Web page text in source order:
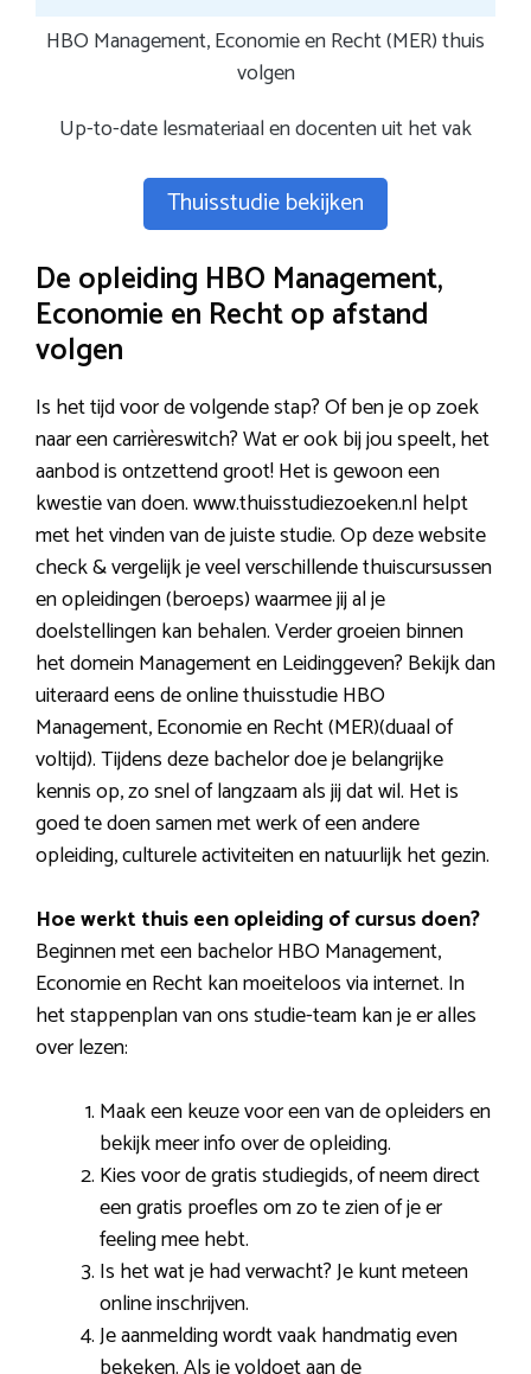
HBO Management, Economie en Recht (MER) thuis
volgen
Up-to-date lesmateriaal en docenten uit het vak
Thuisstudie bekijken
De opleiding HBO Management,
Economie en Recht op afstand
volgen
Is het tijd voor de volgende stap? Of ben je op zoek
naar een carrièreswitch? Wat er ook bij jou speelt, het
aanbod is ontzettend groot! Het is gewoon een
kwestie van doen. www.thuisstudiezoeken.nl helpt
met het vinden van de juiste studie. Op deze website
check & vergelijk je veel verschillende thuiscursussen
en opleidingen (beroeps) waarmee jij al je
doelstellingen kan behalen. Verder groeien binnen
het domein Management en Leidinggeven? Bekijk dan
uiteraard eens de online thuisstudie HBO
Management, Economie en Recht (MER)(duaal of
voltijd). Tijdens deze bachelor doe je belangrijke
kennis op, zo snel of langzaam als jij dat wil. Het is
goed te doen samen met werk of een andere
opleiding, culturele activiteiten en natuurlijk het gezin.
Hoe werkt thuis een opleiding of cursus doen?
Beginnen met een bachelor HBO Management,
Economie en Recht kan moeiteloos via internet. In
het stappenplan van ons studie-team kan je er alles
over lezen:
Maak een keuze voor een van de opleiders en
bekijk meer info over de opleiding.
Kies voor de gratis studiegids, of neem direct
een gratis proefles om zo te zien of je er
feeling mee hebt.
Is het wat je had verwacht? Je kunt meteen
online inschrijven.
Je aanmelding wordt vaak handmatig even